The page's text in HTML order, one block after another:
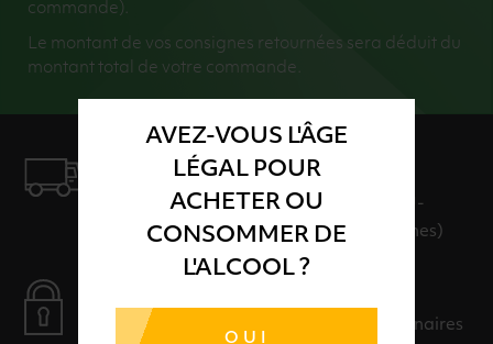
AVEZ-VOUS L'ÂGE
LÉGAL POUR
ACHETER OU
CONSOMMER DE
L'ALCOOL ?
OUI
commande).
Le montant de vos consignes retournées sera déduit du
montant total de votre commande.
LIVRAISON
LIVRAISON EN 24H ET GRATUITE AU-
DELÀ DE 100€ D'ACHAT (hors consignes)
Payer en toute sérénité avec nos partenaires